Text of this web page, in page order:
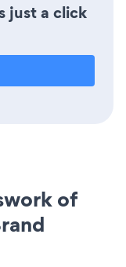
just a click
of